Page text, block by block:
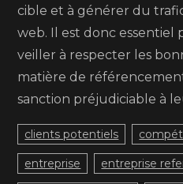
cible et à générer du
web. Il est donc essentiel
veiller à respecter les
matière de
sanction préjudiciable à
clients potentiels
entreprise entreprise